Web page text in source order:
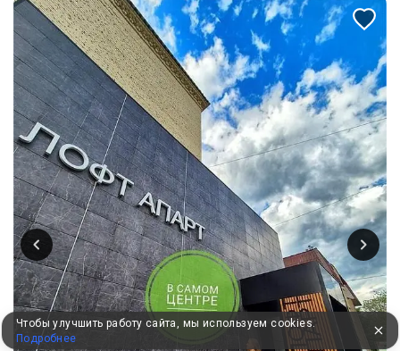
Чтобы улучшить работу сайта, мы используем cookies.
Подробнее